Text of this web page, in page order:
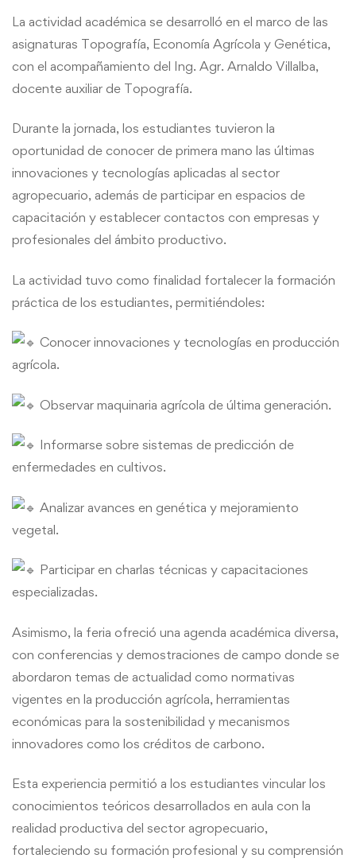
La actividad académica se desarrolló en el marco de las
asignaturas Topografía, Economía Agrícola y Genética,
con el acompañamiento del Ing. Agr. Arnaldo Villalba,
docente auxiliar de Topografía.
Durante la jornada, los estudiantes tuvieron la
oportunidad de conocer de primera mano las últimas
innovaciones y tecnologías aplicadas al sector
agropecuario, además de participar en espacios de
capacitación y establecer contactos con empresas y
profesionales del ámbito productivo.
La actividad tuvo como finalidad fortalecer la formación
práctica de los estudiantes, permitiéndoles:
Conocer innovaciones y tecnologías en producción
agrícola.
Observar maquinaria agrícola de última generación.
Informarse sobre sistemas de predicción de
enfermedades en cultivos.
Analizar avances en genética y mejoramiento
vegetal.
Participar en charlas técnicas y capacitaciones
especializadas.
Asimismo, la feria ofreció una agenda académica diversa,
con conferencias y demostraciones de campo donde se
abordaron temas de actualidad como normativas
vigentes en la producción agrícola, herramientas
económicas para la sostenibilidad y mecanismos
innovadores como los créditos de carbono.
Esta experiencia permitió a los estudiantes vincular los
conocimientos teóricos desarrollados en aula con la
realidad productiva del sector agropecuario,
fortaleciendo su formación profesional y su comprensión